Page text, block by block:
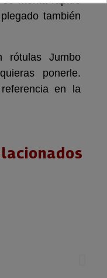
también
rótulas Jumbo
ponerle.
en la